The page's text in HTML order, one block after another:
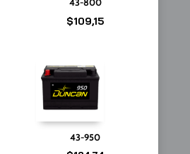
43-800
$109,15
43-950